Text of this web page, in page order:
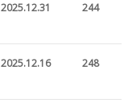
2025.12.31 244
2025.12.16 248